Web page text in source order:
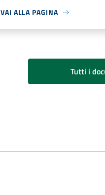
VAI ALLA PAGINA
Tutti i